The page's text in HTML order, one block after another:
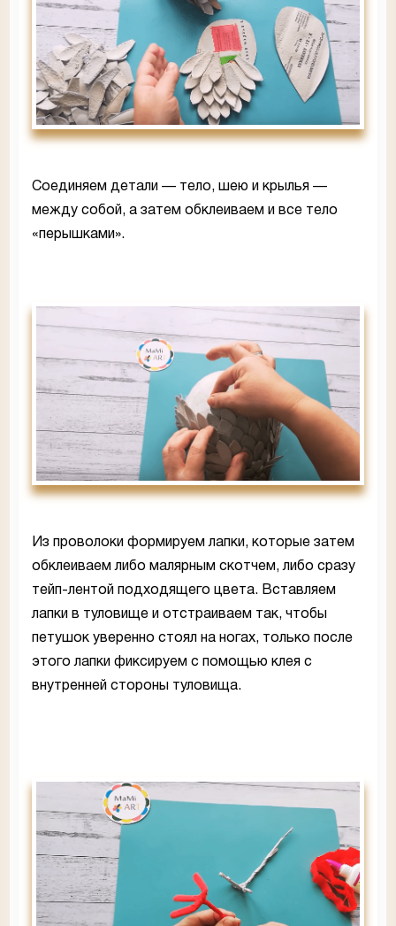
Соединяем детали — тело, шею и крылья —
между собой, а затем обклеиваем и все тело
«перышками».
Из проволоки формируем лапки, которые затем
обклеиваем либо малярным скотчем, либо сразу
тейп-лентой подходящего цвета. Вставляем
лапки в туловище и отстраиваем так, чтобы
петушок уверенно стоял на ногах, только после
этого лапки фиксируем с помощью клея с
внутренней стороны туловища.